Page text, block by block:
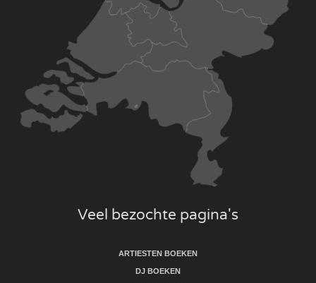
Veel bezochte pagina's
ARTIESTEN BOEKEN
DJ BOEKEN